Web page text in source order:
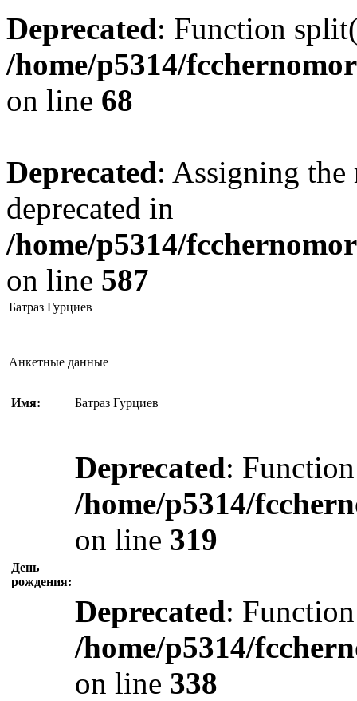
Deprecated: Function
/home/p5314/
on line 68
Deprecated: Assigning the
deprecated in
/home/p5314/
on line 587
Батраз Гурциев
Анкетные данные
Имя: Батраз Гурциев
День
рождения:
Deprecated:
/home/p5314/
on line 319
Deprecated:
/home/p5314/
on line 338